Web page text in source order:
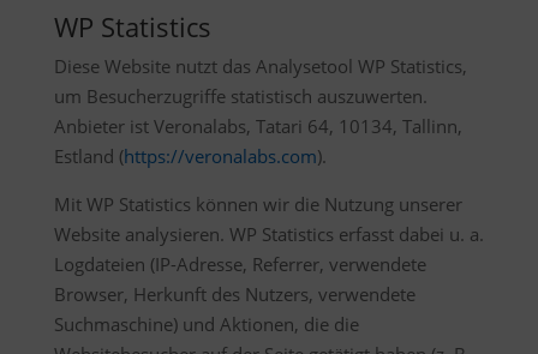
WP Statistics
Diese Website nutzt das Analysetool WP Statistics,
um Besucherzugriffe statistisch auszuwerten.
Anbieter ist Veronalabs, Tatari 64, 10134, Tallinn,
Estland (https://veronalabs.com).
Mit WP Statistics können wir die Nutzung unserer
Website analysieren. WP Statistics erfasst dabei u. a.
Logdateien (IP-Adresse, Referrer, verwendete
Browser, Herkunft des Nutzers, verwendete
Suchmaschine) und Aktionen, die die